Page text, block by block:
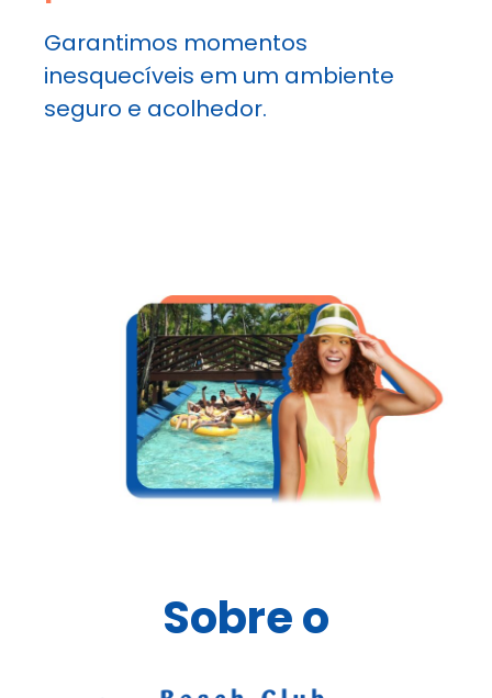
Garantimos momentos
inesquecíveis em um ambiente
seguro e acolhedor.
Sobre o